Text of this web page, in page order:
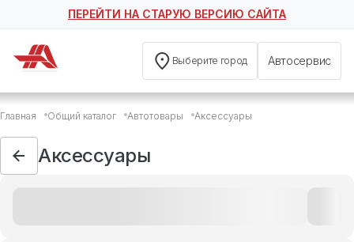
ПЕРЕЙТИ НА СТАРУЮ ВЕРСИЮ САЙТА
Выберите город Автосервис
Главная Общий каталог Автотовары Аксессуары
Аксессуары